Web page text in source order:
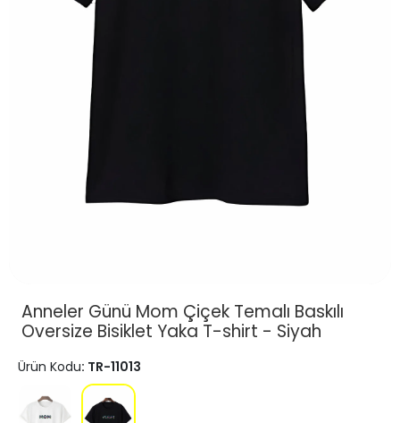
Anneler Günü Mom Çiçek Temalı Baskılı
Oversize Bisiklet Yaka T-shirt - Siyah
Ürün Kodu: TR-11013